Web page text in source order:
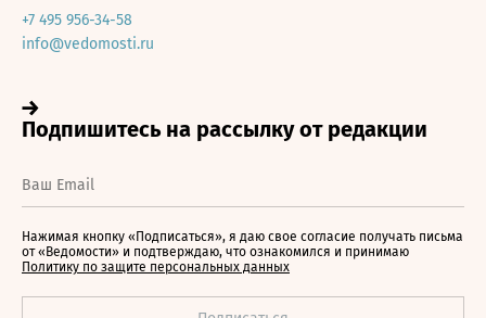
+7 495 956-34-58
info@vedomosti.ru
Нажимая кнопку «Подписаться», я даю свое согласие получать письма
от «Ведомости» и подтверждаю, что ознакомился и принимаю
Политику по защите персональных данных